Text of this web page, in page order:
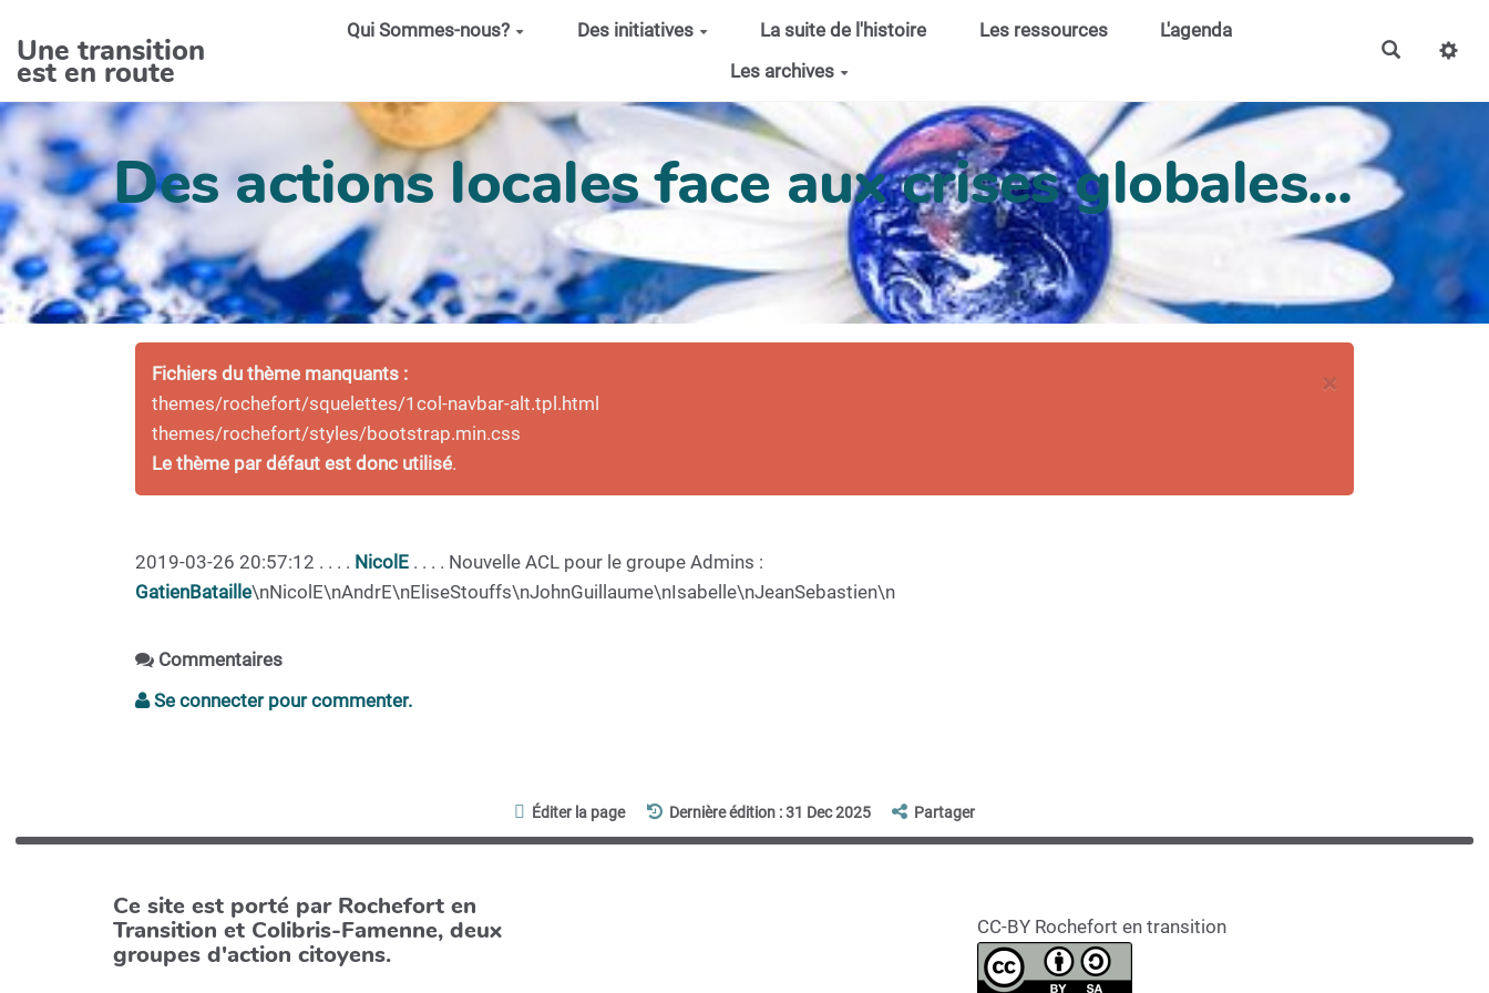
Une transition
est en route
Qui Sommes-nous? Des initiatives La suite de l'histoire Les ressources
L'agenda
Les archives
Des actions locales face aux crises globales...
×
Fichiers du thème manquants :
themes/rochefort/squelettes/1col-navbar-alt.tpl.html
themes/rochefort/styles/bootstrap.min.css
Le thème par défaut est donc utilisé.
2019-03-26 20:57:12 . . . . NicolE . . . . Nouvelle ACL pour le groupe Admins :
GatienBataille\nNicolE\nAndrE\nEliseStouffs\nJohnGuillaume\nIsabelle\nJeanSebastien\n
Commentaires
Se connecter pour commenter.
Éditer la page Dernière édition : 31 Dec 2025 Partager
Ce site est porté par Rochefort en
Transition et Colibris-Famenne, deux
groupes d'action citoyens.
CC-BY Rochefort en transition